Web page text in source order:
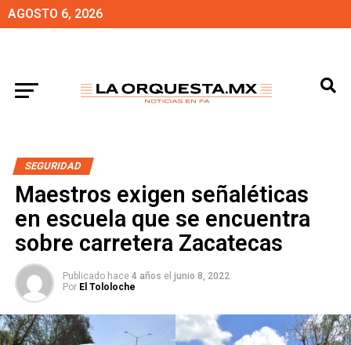
AGOSTO 6, 2026
SEGURIDAD
Maestros exigen señaléticas
en escuela que se encuentra
sobre carretera Zacatecas
Publicado hace 4 años el junio 8, 2022
Por El Tololoche